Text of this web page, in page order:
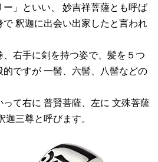
」といい、 妙吉祥菩薩とも呼ば
釈迦に出会い出家したと言われ
右手に剣を持つ姿で、髪を５つ
ですが 一髻、六髻、八髻などの
て右に 普賢菩薩、左に 文殊菩薩
三尊と呼びます。